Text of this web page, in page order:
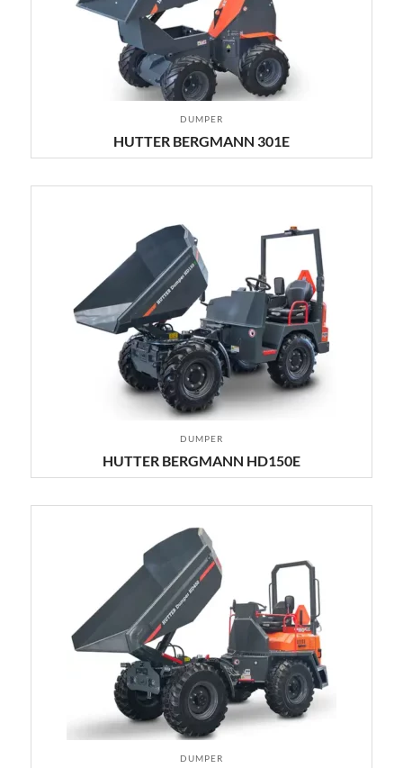
DUMPER
HUTTER BERGMANN 301E
DUMPER
HUTTER BERGMANN HD150E
DUMPER